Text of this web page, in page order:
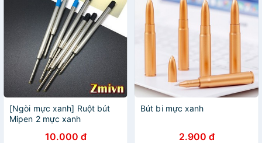
[Ngòi mực xanh] Ruột bút
Mipen 2 mực xanh
10.000 đ
Bút bi mực xanh
2.900 đ